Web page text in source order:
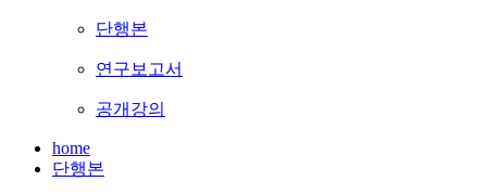
단행본
연구보고서
공개강의
home
단행본